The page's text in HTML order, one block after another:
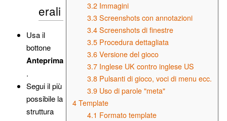
3.2 Immagini
3.3 Screenshots con annotazioni
3.4 Screenshots di finestre
3.5 Procedura dettagliata
3.6 Versione del gioco
3.7 Inglese UK contro inglese US
3.8 Pulsanti di gioco, voci di menu ecc.
3.9 Uso di parole "meta"
4 Template
4.1 Formato template
erali
Usa il
bottone
Anteprima
.
Segui il più
possibile la
struttura